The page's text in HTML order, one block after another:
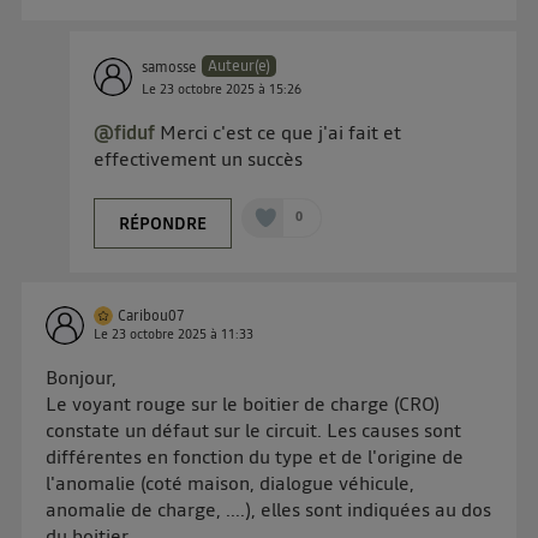
samosse Auteur(e)
Le23 octobre 2025 à 15:26
@fiduf Merci c'est ce que j'ai fait et
effectivement un succès
RÉPONDRE 0
Caribou07
Le23 octobre 2025 à 11:33
Bonjour,
Le voyant rouge sur le boitier de charge (CRO)
constate un défaut sur le circuit. Les causes sont
différentes en fonction du type et de l'origine de
l'anomalie (coté maison, dialogue véhicule,
anomalie de charge, ....), elles sont indiquées au dos
le portail d’Utiq("
« gérer Utiq » en bas de ce site. Pour plus
d'information sur les données personnelles
d'Utiq.